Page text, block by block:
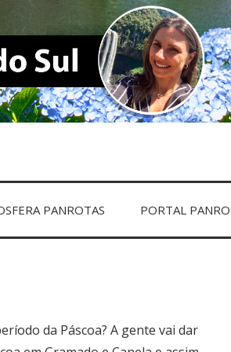
PANROTAS PORTAL
da Páscoa? A gente vai dar